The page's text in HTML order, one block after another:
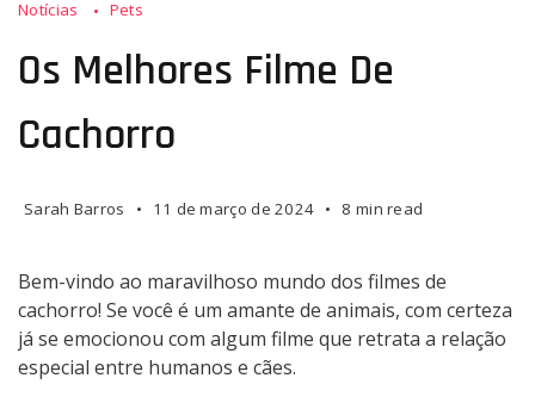
melhores
de
Notícias Pets
Os Melhores Filme De
Cachorro
Sarah Barros 11 de março de 2024 8 min read
Bem-vindo ao maravilhoso mundo dos filmes de
cachorro! Se você é um amante de animais, com certeza
já se emocionou com algum filme que retrata a relação
especial entre humanos e cães.